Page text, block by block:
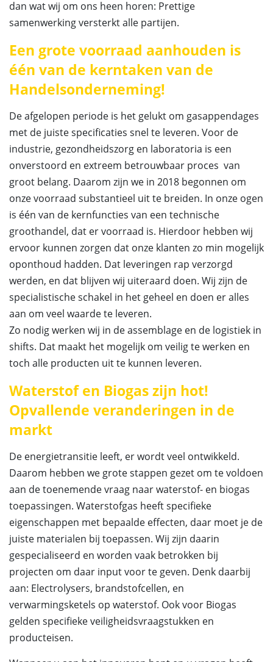
dan wat wij om ons heen horen: Prettige
samenwerking versterkt alle partijen.
Een grote voorraad aanhouden is
één van de kerntaken van de
Handelsonderneming!
De afgelopen periode is het gelukt om gasappendages
met de juiste specificaties snel te leveren. Voor de
industrie, gezondheidszorg en laboratoria is een
onverstoord en extreem betrouwbaar proces van
groot belang. Daarom zijn we in 2018 begonnen om
onze voorraad substantieel uit te breiden. In onze ogen
is één van de kernfuncties van een technische
groothandel, dat er voorraad is. Hierdoor hebben wij
ervoor kunnen zorgen dat onze klanten zo min mogelijk
oponthoud hadden. Dat leveringen rap verzorgd
werden, en dat blijven wij uiteraard doen. Wij zijn de
specialistische schakel in het geheel en doen er alles
aan om veel waarde te leveren.
Zo nodig werken wij in de assemblage en de logistiek in
shifts. Dat maakt het mogelijk om veilig te werken en
toch alle producten uit te kunnen leveren.
Waterstof en Biogas zijn hot!
Opvallende veranderingen in de
markt
De energietransitie leeft, er wordt veel ontwikkeld.
Daarom hebben we grote stappen gezet om te voldoen
aan de toenemende vraag naar waterstof- en biogas
toepassingen. Waterstofgas heeft specifieke
eigenschappen met bepaalde effecten, daar moet je de
juiste materialen bij toepassen. Wij zijn daarin
gespecialiseerd en worden vaak betrokken bij
projecten om daar input voor te geven. Denk daarbij
aan: Electrolysers, brandstofcellen, en
verwarmingsketels op waterstof. Ook voor Biogas
gelden specifieke veiligheidsvraagstukken en
producteisen.